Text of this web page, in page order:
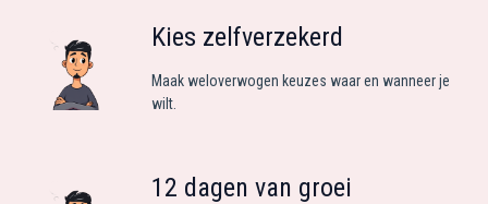
Kies zelfverzekerd
Maak weloverwogen keuzes waar en wanneer je
wilt.
12 dagen van groei